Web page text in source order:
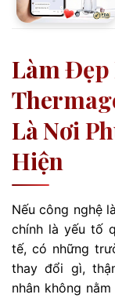
Làm Đẹp
Là Nơi
Hiện
Nếu công nghệ
chính là yếu tố
tế, có những
thay đổi gì,
nhân không